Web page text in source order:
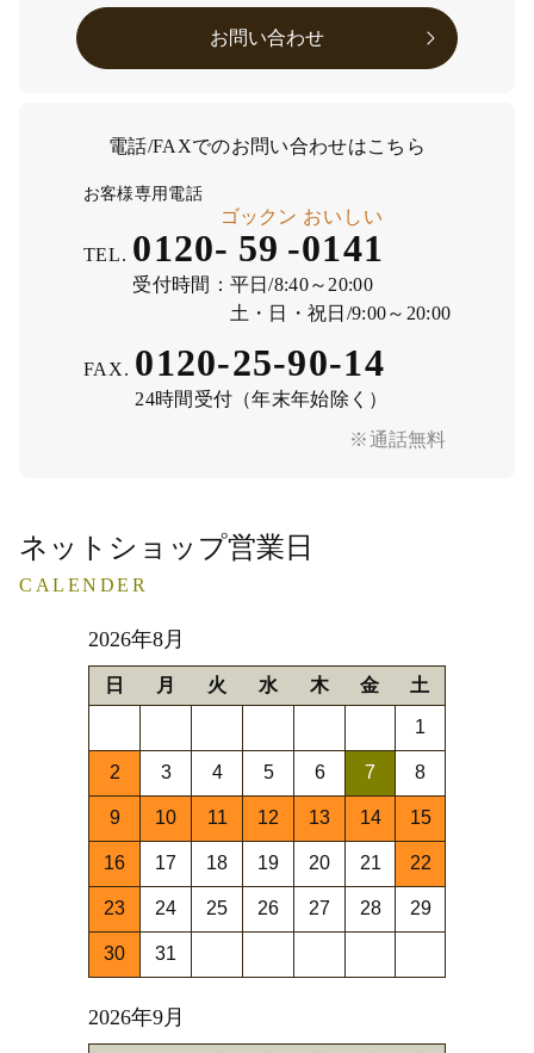
お問い合わせ
電話/FAXでのお問い合わせはこちら
※通話無料
お客様専用電話
TEL. 0120- 59
ゴックン
-0141
おいしい
受付時間： 平日/8:40～20:00
土・日・祝日/9:00～20:00
FAX. 0120-25-90-14
24時間受付（年末年始除く）
ネットショップ営業日
CALENDER
2026年8月
日 月 火 水 木 金 土
1
2 3 4 5 6 7 8
9 10 11 12 13 14 15
16 17 18 19 20 21 22
23 24 25 26 27 28 29
30 31
2026年9月